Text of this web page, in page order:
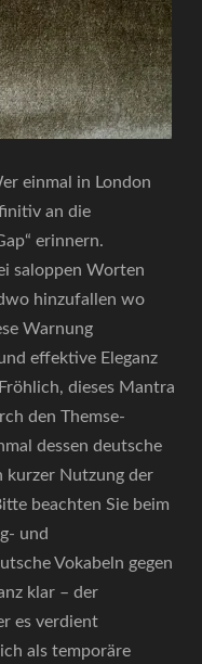
einmal in London
an die
erinnern.
saloppen Worten
hinzufallen wo
Warnung
effektive Eleganz
dieses Mantra
den Themse-
dessen deutsche
kurzer Nutzung der
beachten Sie beim
und
Vokabeln gegen
klar – der
es verdient
als temporäre